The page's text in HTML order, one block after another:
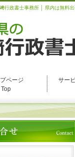
行政書士事務所 │ 県内は無料
ページ
Top
サー